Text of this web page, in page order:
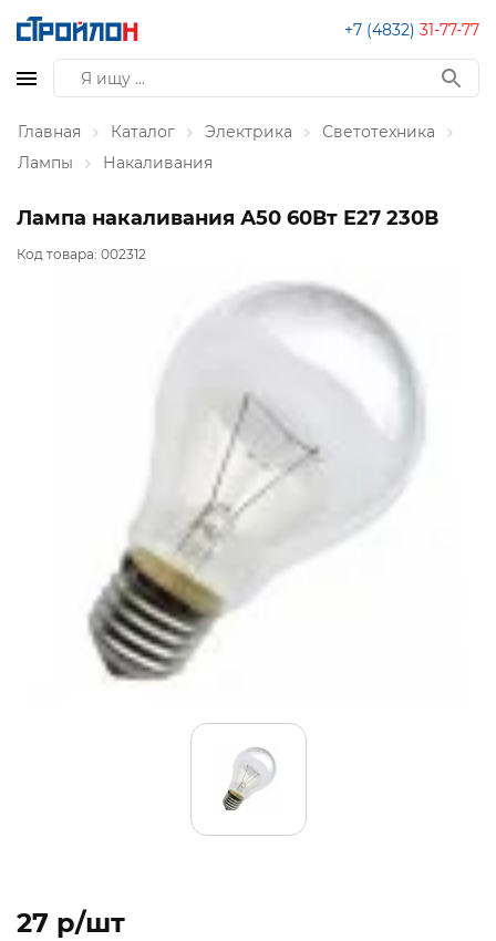
+7 (4832) 31-77-77
Главная Каталог Электрика
Светотехника
Лампы
Накаливания
Лампа накаливания А50 60Вт E27 230В
Код товара: 002312
27 p/шт